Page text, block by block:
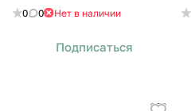
0 0 Нет в наличии
Подписаться